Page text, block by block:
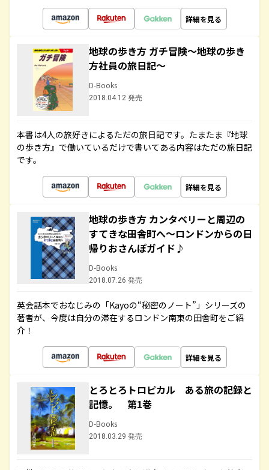
詳細を見る
地球の歩き方 ガチ冒険～地球の歩き
方社員の旅日記～
D-Books
2018.04.12 発売
本書は4人の旅好きによるただの旅日記です。たまたま『地球
の歩き方』で働いているだけで書いてある内容はただの旅日記
です。
詳細を見る
地球の歩き方 カンタベリーと周辺の
すてきな田舎町へ～ロンドンからの日
帰りおさんぽガイド♪
D-Books
2018.07.26 発売
英会話本でおなじみの「Kayoの“秘密のノート”」シリーズの
著者が、今度は自分の滞在するロンドン南東の田舎町をご紹
介！
詳細を見る
とろとろトロピカル ある旅の記録と
記憶。 第1巻
D-Books
2018.03.29 発売